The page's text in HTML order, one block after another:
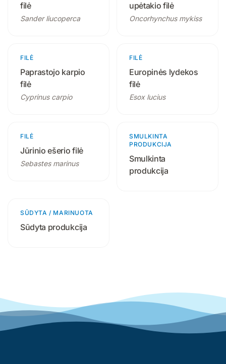
filė
Sander liucoperca
upėtakio filė
Oncorhynchus mykiss
FILĖ
Paprastojo karpio
filė
Cyprinus carpio
FILĖ
Europinės lydekos
filė
Esox lucius
FILĖ
Jūrinio ešerio filė
Sebastes marinus
SMULKINTA
PRODUKCIJA
Smulkinta
produkcija
9 produktai
SŪDYTA / MARINUOTA
Sūdyta produkcija